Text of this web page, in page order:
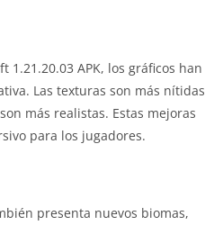
APK, los gráficos han
Las texturas son más nítidas
más realistas. Estas mejoras
para los jugadores.
presenta nuevos biomas,